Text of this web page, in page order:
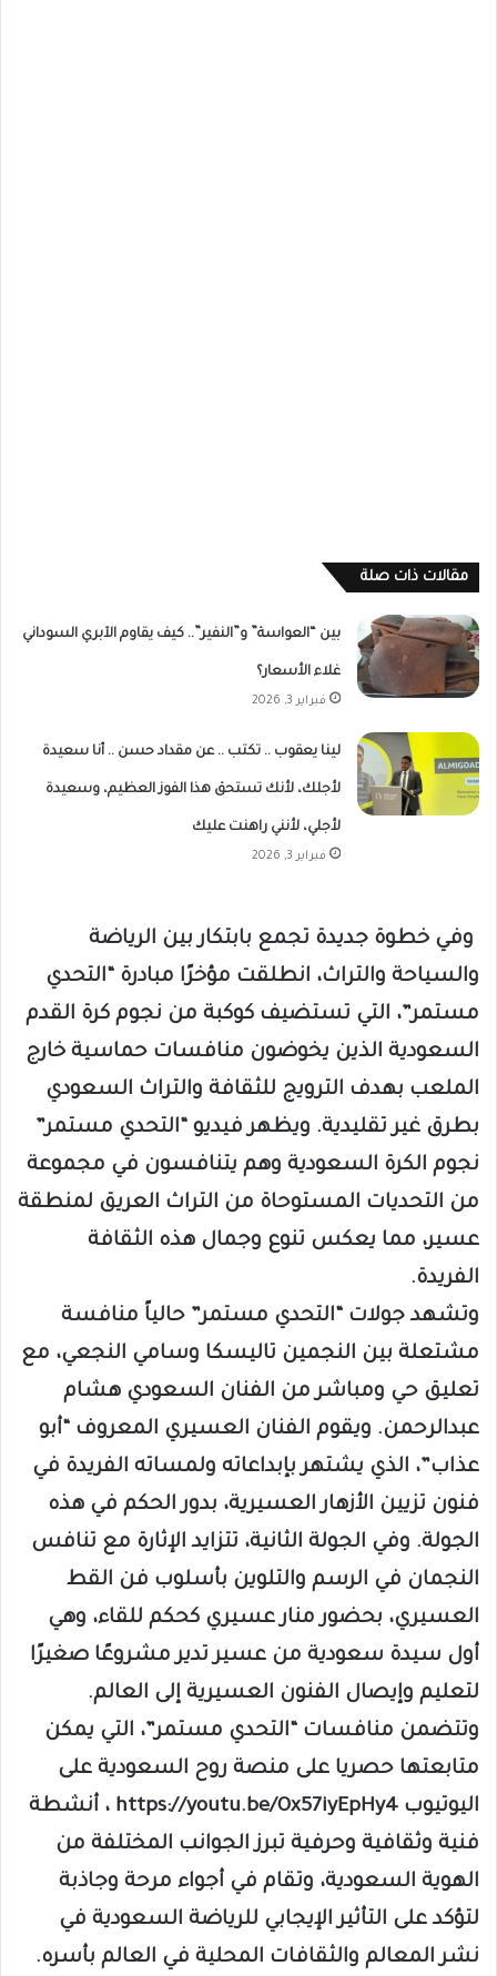
مقالات ذات صلة
بين “العواسة” و”النفير”.. كيف يقاوم الآبري السوداني
غلاء الأسعار؟
فبراير 3, 2026
لينا يعقوب .. تكتب .. عن مقداد حسن .. أنا سعيدة
لأجلك، لأنك تستحق هذا الفوز العظيم، وسعيدة
لأجلي، لأنني راهنت عليك
فبراير 3, 2026
وفي خطوة جديدة تجمع بابتكار بين الرياضة
والسياحة والتراث، انطلقت مؤخرًا مبادرة “التحدي
مستمر”، التي تستضيف كوكبة من نجوم كرة القدم
السعودية الذين يخوضون منافسات حماسية خارج
الملعب بهدف الترويج للثقافة والتراث السعودي
بطرق غير تقليدية. ويظهر فيديو “التحدي مستمر”
نجوم الكرة السعودية وهم يتنافسون في مجموعة
من التحديات المستوحاة من التراث العريق لمنطقة
عسير، مما يعكس تنوع وجمال هذه الثقافة
الفريدة.
وتشهد جولات “التحدي مستمر” حالياً منافسة
مشتعلة بين النجمين تاليسكا وسامي النجعي، مع
تعليق حي ومباشر من الفنان السعودي هشام
عبدالرحمن. ويقوم الفنان العسيري المعروف “أبو
عذاب”، الذي يشتهر بإبداعاته ولمساته الفريدة في
فنون تزيين الأزهار العسيرية، بدور الحكم في هذه
الجولة. وفي الجولة الثانية، تتزايد الإثارة مع تنافس
النجمان في الرسم والتلوين بأسلوب فن القط
العسيري، بحضور منار عسيري كحكم للقاء، وهي
أول سيدة سعودية من عسير تدير مشروعًا صغيرًا
لتعليم وإيصال الفنون العسيرية إلى العالم.
وتتضمن منافسات “التحدي مستمر”، التي يمكن
متابعتها حصريا على منصة روح السعودية على
اليوتيوب https://youtu.be/Ox57iyEpHy4 ، أنشطة
فنية وثقافية وحرفية تبرز الجوانب المختلفة من
الهوية السعودية، وتقام في أجواء مرحة وجاذبة
لتؤكد على التأثير الإيجابي للرياضة السعودية في
نشر المعالم والثقافات المحلية في العالم بأسره.